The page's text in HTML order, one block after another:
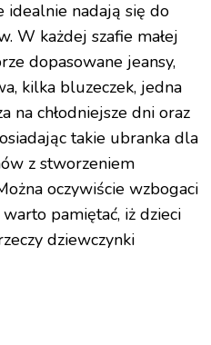
idealnie nadają się do
W każdej szafie małej
dopasowane jeansy,
kilka bluzeczek, jedna
na chłodniejsze dni oraz
takie ubranka dla
z stworzeniem
oczywiście wzbogaci
pamiętać, iż dzieci
dziewczynki